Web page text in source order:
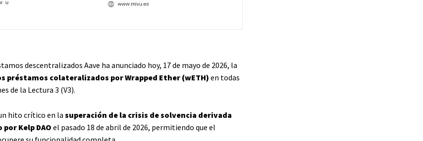
descentralizados Aave ha anunciado hoy, 17 de mayo de 2026, la
préstamos colateralizados por Wrapped Ether (wETH) en todas
de la Lectura 3 (V3).
hito crítico en la superación de la crisis de solvencia derivada
Kelp DAOel pasado 18 de abril de 2026, permitiendo que el